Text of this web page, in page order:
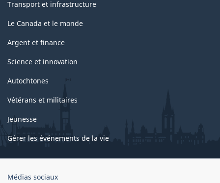
Transport et infrastructure
Le Canada et le monde
Argent et finance
Science et innovation
Autochtones
Vétérans et militaires
Jeunesse
Gérer les événements de la vie
Organisation
Médias sociaux